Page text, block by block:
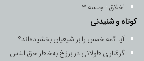
جلسه 24
20 تیر 1394 -24 رمضان 1436
جلسه 25
اخلاق : جلسه 3
کوتاه و شنیدنی
آیا ائمه خمس را بر شیعیان بخشیده‌اند؟
گرفتاری طولانی در برزخ به‌خاطر حق ‌الناس